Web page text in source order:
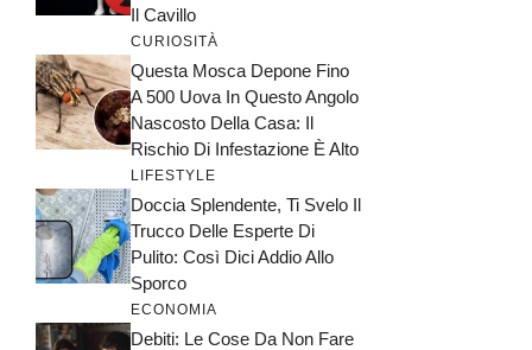
Il Cavillo
CURIOSITÀ
Questa Mosca Depone Fino
A 500 Uova In Questo Angolo
Nascosto Della Casa: Il
Rischio Di Infestazione È Alto
LIFESTYLE
Doccia Splendente, Ti Svelo Il
Trucco Delle Esperte Di
Pulito: Così Dici Addio Allo
Sporco
ECONOMIA
Debiti: Le Cose Da Non Fare